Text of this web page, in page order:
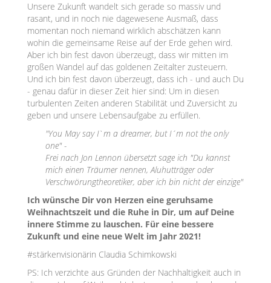
Unsere Zukunft wandelt sich gerade so massiv und
rasant, und in noch nie dagewesene Ausmaß, dass
momentan noch niemand wirklich abschätzen kann
wohin die gemeinsame Reise auf der Erde gehen wird.
Aber ich bin fest davon überzeugt, dass wir mitten im
großen Wandel auf das goldenen Zeitalter zusteuern.
Und ich bin fest davon überzeugt, dass ich - und auch Du
- genau dafür in dieser Zeit hier sind: Um in diesen
turbulenten Zeiten anderen Stabilität und Zuversicht zu
geben und unsere Lebensaufgabe zu erfüllen.
"You May say I`m a dreamer, but I´m not the only
one" -
Frei nach Jon Lennon übersetzt sage ich "Du kannst
mich einen Träumer nennen, Aluhutträger oder
Verschwörungtheoretiker, aber ich bin nicht der einzige"
Ich wünsche Dir von Herzen eine geruhsame
Weihnachtszeit und die Ruhe in Dir, um auf Deine
innere Stimme zu lauschen. Für eine bessere
Zukunft und eine neue Welt im Jahr 2021!
#stärkenvisionärin Claudia Schimkowski
PS: Ich verzichte aus Gründen der Nachhaltigkeit auch in